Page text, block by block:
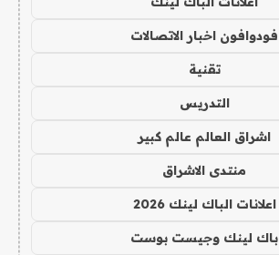
فودوافون اخبار الاتصالات
تقنية
التدريس
اشراق العالم عالم كبير
منتدى الاشراق
اعلانات الباك لينك 2026
باك لينك وجيست بوست